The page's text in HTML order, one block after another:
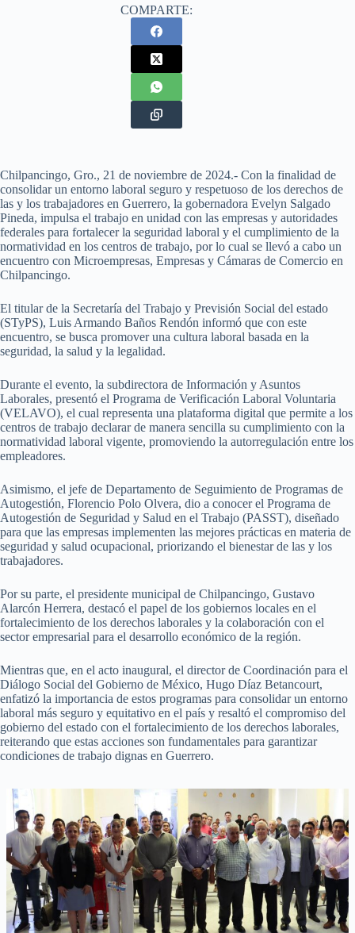
COMPARTE:
Chilpancingo, Gro., 21 de noviembre de 2024.- Con la finalidad de
consolidar un entorno laboral seguro y respetuoso de los derechos de
las y los trabajadores en Guerrero, la gobernadora Evelyn Salgado
Pineda, impulsa el trabajo en unidad con las empresas y autoridades
federales para fortalecer la seguridad laboral y el cumplimiento de la
normatividad en los centros de trabajo, por lo cual se llevó a cabo un
encuentro con Microempresas, Empresas y Cámaras de Comercio en
Chilpancingo.
El titular de la Secretaría del Trabajo y Previsión Social del estado
(STyPS), Luis Armando Baños Rendón informó que con este
encuentro, se busca promover una cultura laboral basada en la
seguridad, la salud y la legalidad.
Durante el evento, la subdirectora de Información y Asuntos
Laborales, presentó el Programa de Verificación Laboral Voluntaria
(VELAVO), el cual representa una plataforma digital que permite a los
centros de trabajo declarar de manera sencilla su cumplimiento con la
normatividad laboral vigente, promoviendo la autorregulación entre los
empleadores.
Asimismo, el jefe de Departamento de Seguimiento de Programas de
Autogestión, Florencio Polo Olvera, dio a conocer el Programa de
Autogestión de Seguridad y Salud en el Trabajo (PASST), diseñado
para que las empresas implementen las mejores prácticas en materia de
seguridad y salud ocupacional, priorizando el bienestar de las y los
trabajadores.
Por su parte, el presidente municipal de Chilpancingo, Gustavo
Alarcón Herrera, destacó el papel de los gobiernos locales en el
fortalecimiento de los derechos laborales y la colaboración con el
sector empresarial para el desarrollo económico de la región.
Mientras que, en el acto inaugural, el director de Coordinación para el
Diálogo Social del Gobierno de México, Hugo Díaz Betancourt,
enfatizó la importancia de estos programas para consolidar un entorno
laboral más seguro y equitativo en el país y resaltó el compromiso del
gobierno del estado con el fortalecimiento de los derechos laborales,
reiterando que estas acciones son fundamentales para garantizar
condiciones de trabajo dignas en Guerrero.